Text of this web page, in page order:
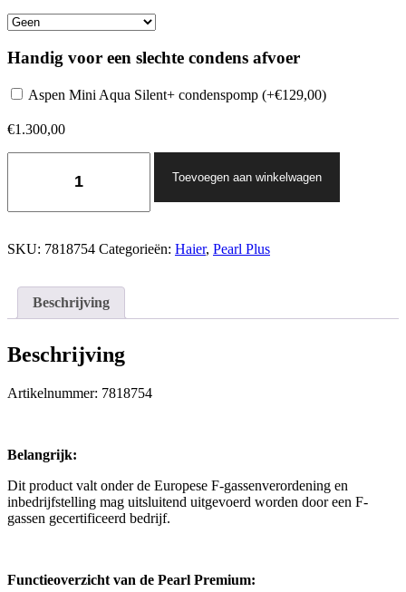
Handig voor een slechte condens afvoer
Aspen Mini Aqua Silent+ condenspomp (+€129,00)
€1.300,00
binnen
buitenunit
5,3
R32
(incl.
afstandsbediening
Wifi)
Toevoegen aan winkelwagen
SKU: 7818754 Categorieën: Haier, Pearl Plus
Beschrijving
Beschrijving
Artikelnummer: 7818754
Belangrijk:
Dit product valt onder de Europese F-gassenverordening en
inbedrijfstelling mag uitsluitend uitgevoerd worden door een F-
gassen gecertificeerd bedrijf.
Functieoverzicht van de Pearl Premium: